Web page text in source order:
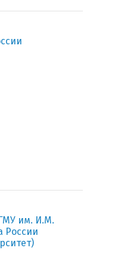
им. И.М.
России